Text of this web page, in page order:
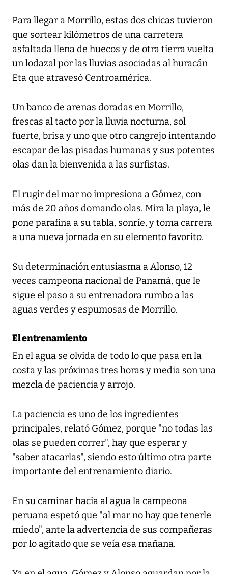
Para llegar a Morrillo, estas dos chicas tuvieron
que sortear kilómetros de una carretera
asfaltada llena de huecos y de otra tierra vuelta
un lodazal por las lluvias asociadas al huracán
Eta que atravesó Centroamérica.
Un banco de arenas doradas en Morrillo,
frescas al tacto por la lluvia nocturna, sol
fuerte, brisa y uno que otro cangrejo intentando
escapar de las pisadas humanas y sus potentes
olas dan la bienvenida a las surfistas.
El rugir del mar no impresiona a Gómez, con
más de 20 años domando olas. Mira la playa, le
pone parafina a su tabla, sonríe, y toma carrera
a una nueva jornada en su elemento favorito.
Su determinación entusiasma a Alonso, 12
veces campeona nacional de Panamá, que le
sigue el paso a su entrenadora rumbo a las
aguas verdes y espumosas de Morrillo.
El entrenamiento
En el agua se olvida de todo lo que pasa en la
costa y las próximas tres horas y media son una
mezcla de paciencia y arrojo.
La paciencia es uno de los ingredientes
principales, relató Gómez, porque "no todas las
olas se pueden correr", hay que esperar y
"saber atacarlas", siendo esto último otra parte
importante del entrenamiento diario.
En su caminar hacia al agua la campeona
peruana espetó que "al mar no hay que tenerle
miedo", ante la advertencia de sus compañeras
por lo agitado que se veía esa mañana.